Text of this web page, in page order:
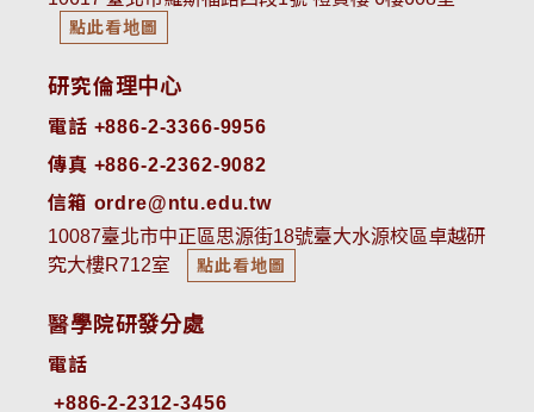
點此看地圖
研究倫理中心
電話 +886-2-3366-9956
傳真 +886-2-2362-9082
信箱 ordre@ntu.edu.tw
10087臺北市中正區思源街18號臺大水源校區卓越研
究大樓R712室
點此看地圖
醫學院研發分處
電話